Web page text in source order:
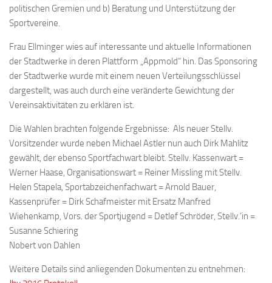
politischen Gremien und b) Beratung und Unterstützung der
Sportvereine.
Frau Ellminger wies auf interessante und aktuelle Informationen
der Stadtwerke in deren Plattform „Appmold“ hin. Das Sponsoring
der Stadtwerke wurde mit einem neuen Verteilungsschlüssel
dargestellt, was auch durch eine veränderte Gewichtung der
Vereinsaktivitäten zu erklären ist.
Die Wahlen brachten folgende Ergebnisse: Als neuer Stellv.
Vorsitzender wurde neben Michael Astler nun auch Dirk Mahlitz
gewählt, der ebenso Sportfachwart bleibt. Stellv. Kassenwart =
Werner Haase, Organisationswart = Reiner Missling mit Stellv.
Helen Stapela, Sportabzeichenfachwart = Arnold Bauer,
Kassenprüfer = Dirk Schafmeister mit Ersatz Manfred
Wiehenkamp, Vors. der Sportjugend = Detlef Schröder, Stellv.’in =
Susanne Schiering
Nobert von Dahlen
Weitere Details sind anliegenden Dokumenten zu entnehmen: